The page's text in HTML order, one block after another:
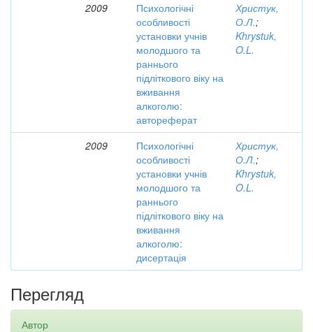
2009
Психологічні
особливості
установки учнів
молодшого та
раннього
підліткового віку на
вживання
алкоголю:
автореферат
Христук,
О.Л.;
Khrystuk,
O.L.
2009
Психологічні
особливості
установки учнів
молодшого та
раннього
підліткового віку на
вживання
алкоголю:
дисертація
Христук,
О.Л.;
Khrystuk,
O.L.
Перегляд
Автор